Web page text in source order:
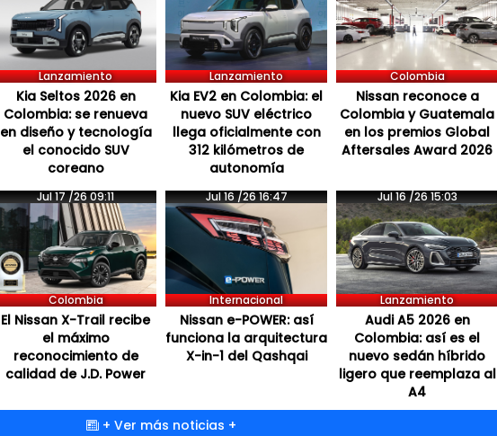
Lanzamiento
Kia Seltos 2026 en
Colombia: se renueva
en diseño y tecnología
el conocido SUV
coreano
Lanzamiento
Kia EV2 en Colombia: el
nuevo SUV eléctrico
llega oficialmente con
312 kilómetros de
autonomía
Colombia
Nissan reconoce a
Colombia y Guatemala
en los premios Global
Aftersales Award 2026
Jul 17 /26 09:11
Colombia
El Nissan X-Trail recibe
el máximo
reconocimiento de
calidad de J.D. Power
Jul 16 /26 16:47
Internacional
Nissan e-POWER: así
funciona la arquitectura
X-in-1 del Qashqai
Jul 16 /26 15:03
Lanzamiento
Audi A5 2026 en
Colombia: así es el
nuevo sedán híbrido
ligero que reemplaza al
A4
+ Ver más noticias +